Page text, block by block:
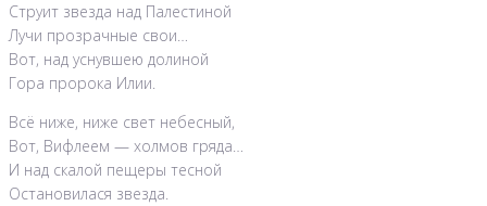
Струит звезда над Палестиной
Лучи прозрачные свои…
Вот, над уснувшею долиной
Гора пророка Илии.
Всё ниже, ниже свет небесный,
Вот, Вифлеем — холмов гряда…
И над скалой пещеры тесной
Остановилася звезда.